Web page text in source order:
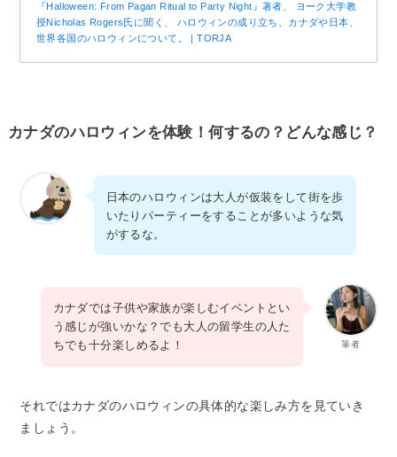
『Halloween: From Pagan Ritual to Party Night』著者、 ヨーク大学教
授Nicholas Rogers氏に聞く、 ハロウィンの成り立ち、カナダや日本、
世界各国のハロウィンについて。 | TORJA
カナダのハロウィンを体験！何するの？どんな感じ？
日本のハロウィンは大人が仮装をして街を歩
いたりパーティーをすることが多いような気
がするな。
筆者
カナダでは子供や家族が楽しむイベントとい
う感じが強いかな？でも大人の留学生の人た
ちでも十分楽しめるよ！
それではカナダのハロウィンの具体的な楽しみ方を見ていき
ましょう。